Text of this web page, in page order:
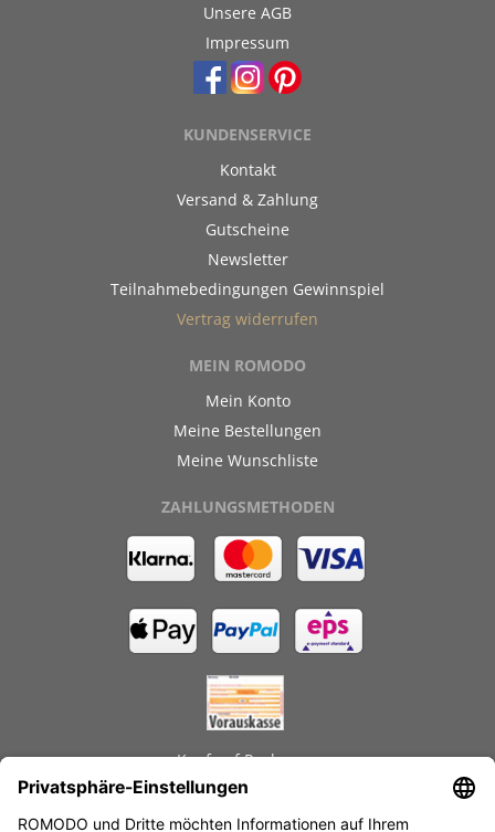
Unsere AGB
Impressum
KUNDENSERVICE
Kontakt
Versand & Zahlung
Gutscheine
Newsletter
Teilnahmebedingungen Gewinnspiel
Vertrag widerrufen
MEIN ROMODO
Mein Konto
Meine Bestellungen
Meine Wunschliste
ZAHLUNGSMETHODEN
Kauf auf Rechnung